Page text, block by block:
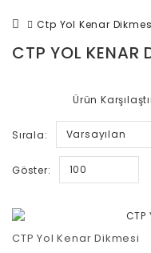
Ctp Yol Kenar
CTP YOL KENAR
Ürün
Sırala: Varsayılan
Göster: 100
CTP Yol Kenar Dikmesi